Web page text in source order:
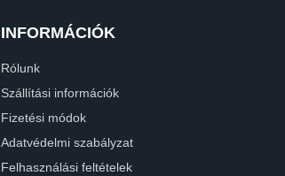
INFORMÁCIÓK
Rólunk
Szállítási információk
Fizetési módok
Adatvédelmi szabályzat
Felhasználási feltételek